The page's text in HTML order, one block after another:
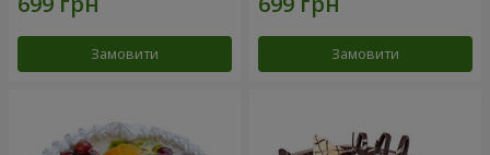
Замовити Замовити